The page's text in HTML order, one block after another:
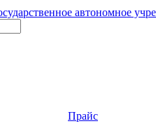
автономное
Прайс